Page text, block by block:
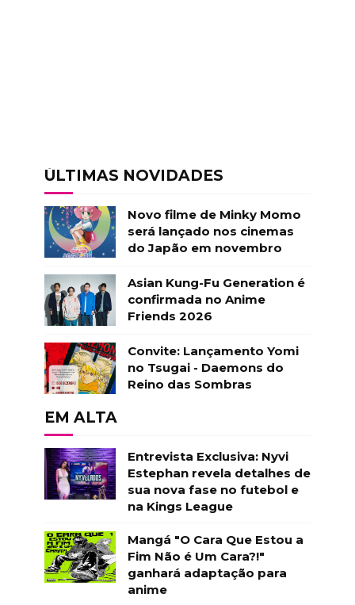
ÚLTIMAS NOVIDADES
Novo filme de Minky Momo
será lançado nos cinemas
do Japão em novembro
Asian Kung-Fu Generation é
confirmada no Anime
Friends 2026
Convite: Lançamento Yomi
no Tsugai - Daemons do
Reino das Sombras
EM ALTA
Entrevista Exclusiva: Nyvi
Estephan revela detalhes de
sua nova fase no futebol e
na Kings League
Mangá "O Cara Que Estou a
Fim Não é Um Cara?!"
ganhará adaptação para
anime